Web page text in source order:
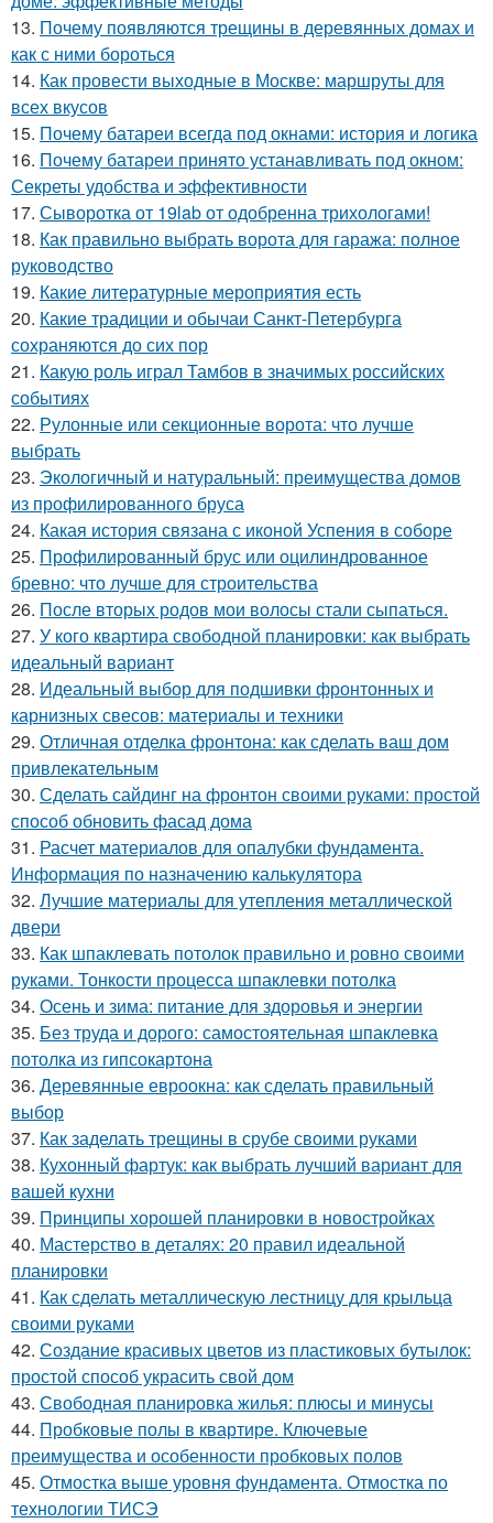
13. Почему появляются трещины в деревянных домах и
как с ними бороться
14. Как провести выходные в Москве: маршруты для
всех вкусов
15. Почему батареи всегда под окнами: история и логика
16. Почему батареи принято устанавливать под окном:
Секреты удобства и эффективности
17. Сыворотка от 19lab от одобренна трихологами!
18. Как правильно выбрать ворота для гаража: полное
руководство
19. Какие литературные мероприятия есть
20. Какие традиции и обычаи Санкт-Петербурга
сохраняются до сих пор
21. Какую роль играл Тамбов в значимых российских
событиях
22. Рулонные или секционные ворота: что лучше
выбрать
23. Экологичный и натуральный: преимущества домов
из профилированного бруса
24. Какая история связана с иконой Успения в соборе
25. Профилированный брус или оцилиндрованное
бревно: что лучше для строительства
26. После вторых родов мои волосы стали сыпаться.
27. У кого квартира свободной планировки: как выбрать
идеальный вариант
28. Идеальный выбор для подшивки фронтонных и
карнизных свесов: материалы и техники
29. Отличная отделка фронтона: как сделать ваш дом
привлекательным
30. Сделать сайдинг на фронтон своими руками: простой
способ обновить фасад дома
31. Расчет материалов для опалубки фундамента.
Информация по назначению калькулятора
32. Лучшие материалы для утепления металлической
двери
33. Как шпаклевать потолок правильно и ровно своими
руками. Тонкости процесса шпаклевки потолка
34. Осень и зима: питание для здоровья и энергии
35. Без труда и дорого: самостоятельная шпаклевка
потолка из гипсокартона
36. Деревянные евроокна: как сделать правильный
выбор
37. Как заделать трещины в срубе своими руками
38. Кухонный фартук: как выбрать лучший вариант для
вашей кухни
39. Принципы хорошей планировки в новостройках
40. Мастерство в деталях: 20 правил идеальной
планировки
41. Как сделать металлическую лестницу для крыльца
своими руками
42. Создание красивых цветов из пластиковых бутылок:
простой способ украсить свой дом
43. Свободная планировка жилья: плюсы и минусы
44. Пробковые полы в квартире. Ключевые
преимущества и особенности пробковых полов
45. Отмостка выше уровня фундамента. Отмостка по
технологии ТИСЭ